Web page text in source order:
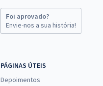
Foi aprovado?
Envie-nos a sua história!
PÁGINAS ÚTEIS
Depoimentos